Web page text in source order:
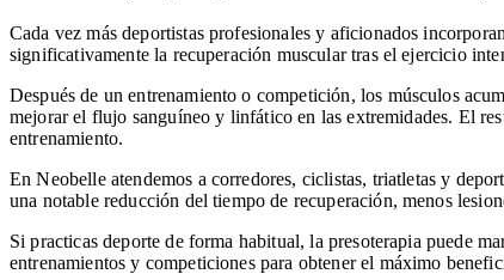
Cada vez más deportistas profesionales y aficionados
significativamente la recuperación muscular tras el ejercicio
Después de un entrenamiento o competición, los músculos
mejorar el flujo sanguíneo y linfático en las extremidades. El
entrenamiento.
En Neobelle atendemos a corredores, ciclistas, triatletas y
una notable reducción del tiempo de recuperación, menos
Si practicas deporte de forma habitual, la presoterapia puede
entrenamientos y competiciones para obtener el máximo